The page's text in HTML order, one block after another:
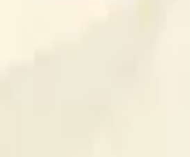
angegebene stündlich-Fenster
eine Wahrscheinlichkeit von
können bei Marktauflösung für
generiert?
Markt auf Polymarket. Das